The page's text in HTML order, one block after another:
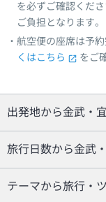
を必ずご確認くだ
ご負担となります。
航空便の座席は予
くはこちら
をご
出発地から金武・
旅行日数から金武
テーマから旅行・